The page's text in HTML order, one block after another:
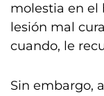
molestia en el
lesión mal
cuando, le
Sin embargo,